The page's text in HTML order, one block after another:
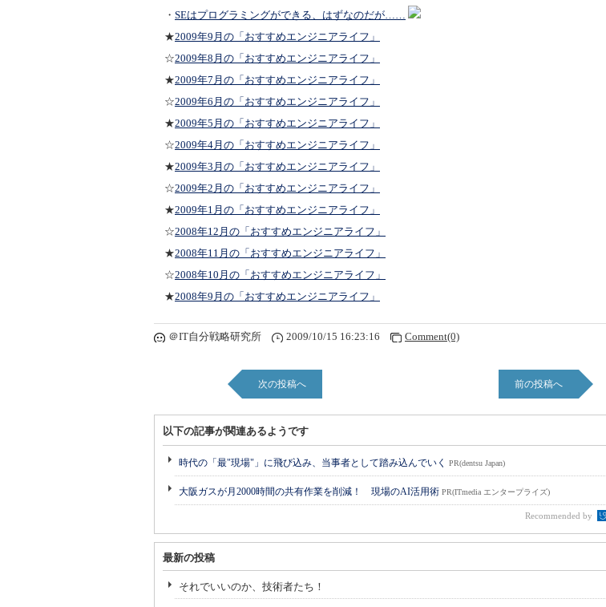
・ SEはプログラミングができる、はずなのだが……
★2009年9月の「おすすめエンジニアライフ」
☆2009年8月の「おすすめエンジニアライフ」
★2009年7月の「おすすめエンジニアライフ」
☆2009年6月の「おすすめエンジニアライフ」
★2009年5月の「おすすめエンジニアライフ」
☆2009年4月の「おすすめエンジニアライフ」
★2009年3月の「おすすめエンジニアライフ」
☆2009年2月の「おすすめエンジニアライフ」
★2009年1月の「おすすめエンジニアライフ」
☆2008年12月の「おすすめエンジニアライフ」
★2008年11月の「おすすめエンジニアライフ」
☆2008年10月の「おすすめエンジニアライフ」
★2008年9月の「おすすめエンジニアライフ」
＠IT自分戦略研究所 2009/10/15 16:23:16 Comment(0)
次の投稿へ 前の投稿へ
以下の記事が関連あるようです
時代の「最"現場"」に飛び込み、当事者として踏み込んでいく PR(dentsu Japan)
大阪ガスが月2000時間の共有作業を削減！ 現場のAI活用術 PR(ITmedia エンタープライズ)
Recommended by
最新の投稿
それでいいのか、技術者たち！